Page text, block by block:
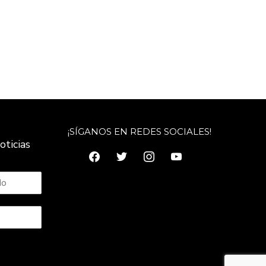
¡SÍGANOS EN REDES SOCIALES!
facebooktwitterinstagramyoutube